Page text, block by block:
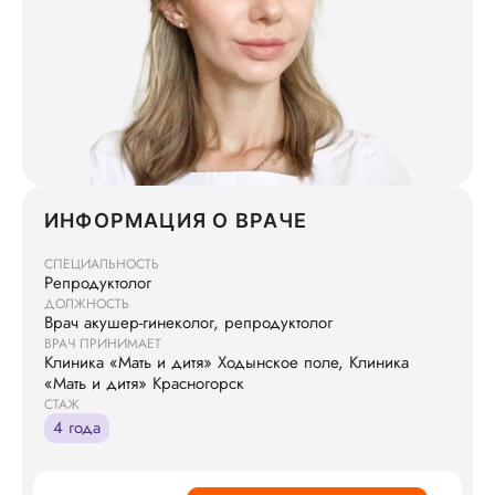
ИНФОРМАЦИЯ О ВРАЧЕ
СПЕЦИАЛЬНОСТЬ
Репродуктолог
ДОЛЖНОСТЬ
Врач акушер-гинеколог, репродуктолог
ВРАЧ ПРИНИМАЕТ
Клиника «Мать и дитя» Ходынское поле, Клиника
«Мать и дитя» Красногорск
СТАЖ
4 года